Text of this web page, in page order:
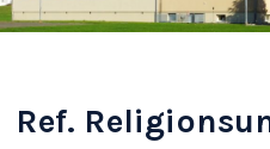
Ref.